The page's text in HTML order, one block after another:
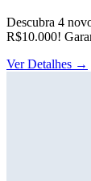
Descubra 4
R$10.000!
Ver Detalhes →